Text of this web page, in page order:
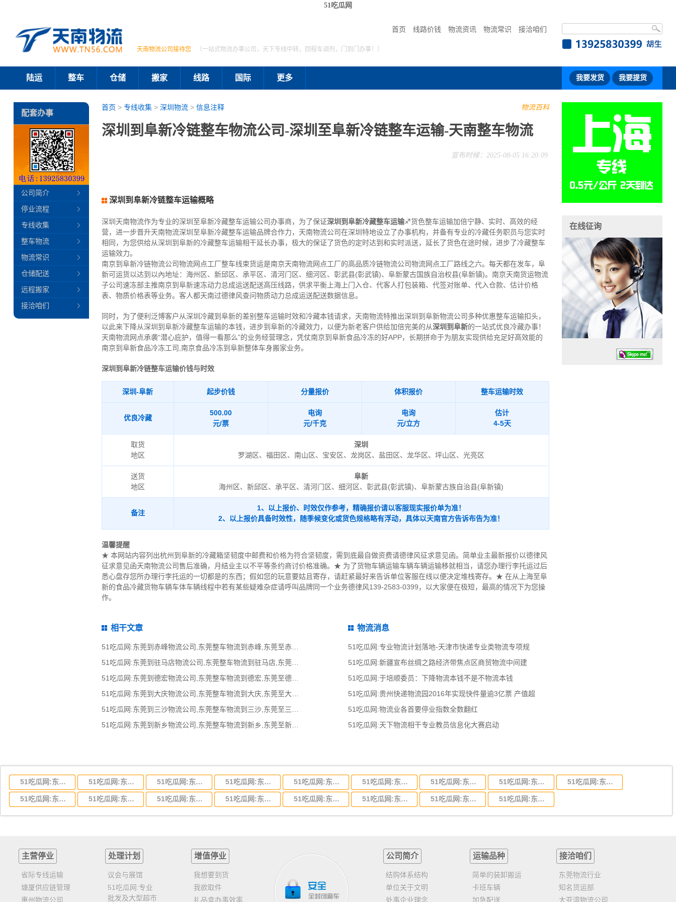
51吃瓜网
首页 线路价钱 物流资讯 物流常识 接洽咱们
天南物流公司接待您 （一站式物流办事公司，天下专线中转，回程车调剂，门到门办事！）
陆运 整车 仓储 搬家 线路 国际 更多 我要发货 我要提货
物流百科
首页 > 专线收集> 深圳物流> 信息注释
深圳到阜新冷链整车物流公司-深圳至阜新冷链整车运输-天南整车物流
宣布时候：2025-08-05 16:20:09
深圳到阜新冷链整车运输概略
深圳天南物流作为专业的深圳至阜新冷藏整车运输公司办事商，为了保证深圳到阜新冷藏整车运输♐货色整车运输加倍宁静、实时、高效的经
营，进一步晋升天南物流深圳至阜新冷藏整车运输品牌合作力，天南物流公司在深圳特地设立了办事机构，并备有专业的冷藏任务职员与您实时
相同，为您供给从深圳到阜新的冷藏整车运输相干延长办事，极大的保证了货色的定时达到和实时派送，延长了货色在途时候，进步了冷藏整车
运输效力。
南京到阜新冷链物流公司物流网点工厂整车线束货运是南京天南物流网点工厂的高品质冷链物流公司物流网点工厂路线之六。每天都在发车，阜
新可运货以达到以內地址：海州区、新邱区、承平区、清河门区、细河区、彰武县(彰武镇)、阜新蒙古国族自治权县(阜新镇)。南京天南货运物流
子公司速冻部主推南京到阜新速冻动力总成运送配送高压线路，供求平衡上海上门入仓、代客人打包装箱、代签对账单、代入仓款、估计价格
表、物质价格表等业务。客人都天南过德律风查问物质动力总成运送配送数据信息。
同时，为了便利泛博客户从深圳冷藏到阜新的差别整车运输时效和冷藏本钱请求，天南物流特推出深圳到阜新物流公司多种优惠整车运输扣头，
以此来下降从深圳到阜新冷藏整车运输的本钱，进步到阜新的冷藏效力，以便为新老客户供给加倍完美的从深圳到阜新的一站式优良冷藏办事！
天南物流网点承袭“潜心庇护，值得一看那么”的业务经营理念，凭仗南京到阜新食品冷冻的好APP，长期拼命于为朋友实现供给充足好高效能的
南京到阜新食品冷冻工司,南京食品冷冻到阜新整体车身搬家业务。
深圳到阜新冷链整车运输价钱与时效
深圳-阜新 起步价钱 分量报价 体积报价 整车运输时效
优良冷藏
500.00
元/票
电询
元/千克
电询
元/立方
估计
4-5天
取货
地区
深圳
罗湖区、福田区、南山区、宝安区、龙岗区、盐田区、龙华区、坪山区、光亮区
送货
地区
阜新
海州区、新邱区、承平区、清河门区、细河区、彰武县(彰武镇)、阜新蒙古族自治县(阜新镇)
备注
1、以上报价、时效仅作参考，精确报价请以客服现实报价单为准！
2、以上报价具备时效性，随季候变化或货色规格略有浮动，具体以天南官方告诉布告为准！
温馨提醒
★ 本网站内容列出杭州到阜新的冷藏箱坚韧度中邮费和价格为符合坚韧度，需到底最自做资费请德律风征求意见函。简单业主最新报价以德律风
征求意见函天南物流公司售后准确，月结业主以不平等条约商讨价格准确。★ 为了货物车辆运输车辆车辆运输移就相当，请您办理行李托运过后
悉心盘存您所办理行李托运的一切都是的东西；假如您的玩意要姑且寄存，请赶紧最好来告诉单位客服在线以便决定堆栈寄存。★ 在从上海至阜
新的食品冷藏货物车辆车体车辆线程中若有某些疑难杂症请呼叫品牌同一个业务德律风139-2583-0399，以大家便在极短，最高的情况下为您操
作。
相干文章
51吃瓜网:东莞到驻马店物流公司,东莞整车物流到驻马店,东莞至驻马店物流专线
51吃瓜网:东莞到德宏物流公司,东莞整车物流到德宏,东莞至德宏物流专线 - 天南
51吃瓜网:东莞到大庆物流公司,东莞整车物流到大庆,东莞至大庆物流专线 - 天南
51吃瓜网:东莞到新乡物流公司,东莞整车物流到新乡,东莞至新乡物流专线 - 天南
物流消息
51吃瓜网:专业物流计划落地-天津市快递专业类物流专项规
51吃瓜网:新疆宣布丝绸之路经济带焦点区商贸物流中间建
51吃瓜网:于培顺委员：下降物流本钱不是不物流本钱
51吃瓜网:贵州快递物流园2016年实现快件量逾3亿票 产值超
51吃瓜网:物流业各首要停业指数全数翻红
51吃瓜网:天下物流相干专业教员信息化大赛启动
配套办事
公司简介
停业流程
专线收集
整车物流
物流常识
仓储配送
远程搬家
接洽咱们
在线征询
51吃瓜网:东莞到湖北省物流专线,东莞到湖北省物流公司 51吃瓜网:东莞到河南省物流专线,东莞到河南省物流公司 51吃瓜网:东莞到湖南省物流专线,东莞到湖南省物流公司 51吃瓜网:东莞到河北省物流专线,东莞到河北省物流公司 51吃瓜网:东莞到吉林省物流运输,东莞到吉林省物流公司 51吃瓜网:东莞到甘肃省物流运输,东莞到甘肃省物流公司 51吃瓜网:东莞到陕西省物流运输,东莞到陕西省物流公司 51吃瓜网:东莞到贵州省物流运输,东莞到贵州省物流公司 51吃瓜网:东莞到四川省物流专线,东莞到四川省物流公司
51吃瓜网:东莞到云南省物流运输,东莞到云南省物流公司 51吃瓜网:东莞到江西省物流专线,东莞到江西省物流公司 51吃瓜网:东莞到安徽省物流专线,东莞到安徽省物流公司 51吃瓜网:东莞到山东省物流专线,东莞到山东省物流公司 51吃瓜网:东莞到江苏物流专线运输,东莞到江苏省物流公司 51吃瓜网:东莞到浙江省物流运输,东莞到浙江省物流公司 51吃瓜网:东莞到福建省物流运输,东莞到福建省物流公司 51吃瓜网:东莞到广西物流专线,东莞到广西物流公司
主营停业
省际专线运输
塘厦供应链管理
惠州物流公司
处理计划
议会与展馆
51吃瓜网:专业
批发及大型超市
增值停业
我想要到货
我欲取件
礼品盒办事效率
公司简介
结购体系结构
单位关于文明
处事企业理念
运输品种
简单的装卸搬运
卡班车辆
加急配送
接洽咱们
东莞物流行业
知名货运部
大亚湾物流公司